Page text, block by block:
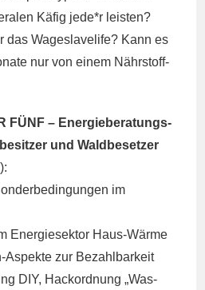
Käfig jede*r leisten?
das Wageslavelife? Kann es
nur von einem Nährstoff-
FÜNF – Energieberatungs-
und Waldbesetzer
im
Energiesektor Haus-Wärme
Aspekte zur Bezahlbarkeit
DIY, Hackordnung „Was-